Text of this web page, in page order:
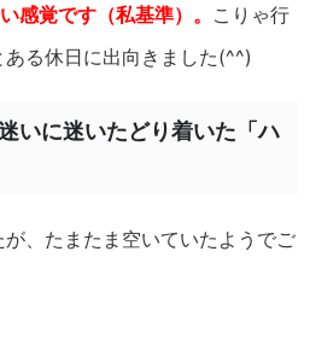
感覚です（私基準）。 こりゃ行
る休日に出向きました(^^)
いに迷いたどり着いた「ハ
、たまたま空いていたようでご